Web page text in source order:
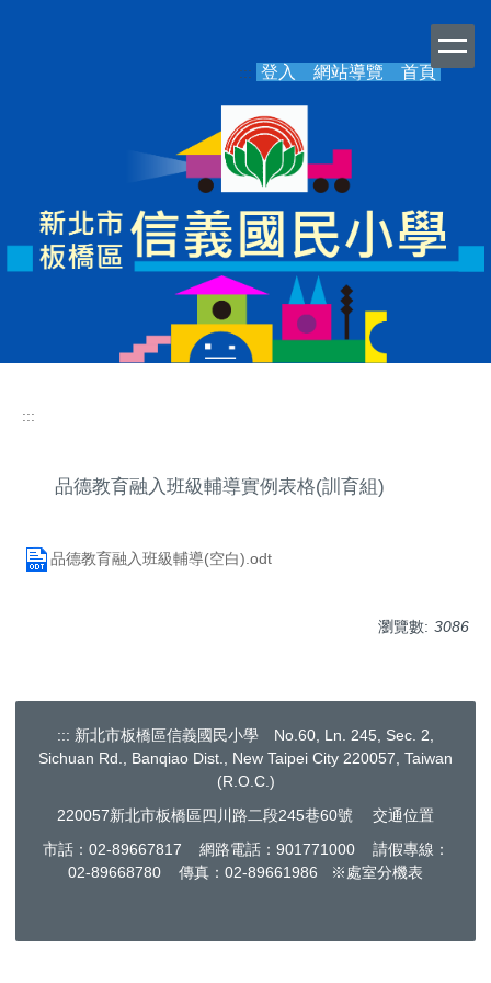
::: 登入 網站導覽 首頁
:::
品德教育融入班級輔導實例表格(訓育組)
品德教育融入班級輔導(空白).odt
瀏覽數: 3086
::: 新北市板橋區信義國民小學 No.60, Ln. 245, Sec. 2,
Sichuan Rd., Banqiao Dist., New Taipei City 220057, Taiwan
(R.O.C.)
220057新北市板橋區四川路二段245巷60號 交通位置
市話：02-89667817 網路電話：901771000 請假專線：
02-89668780 傳真：02-89661986 ※處室分機表